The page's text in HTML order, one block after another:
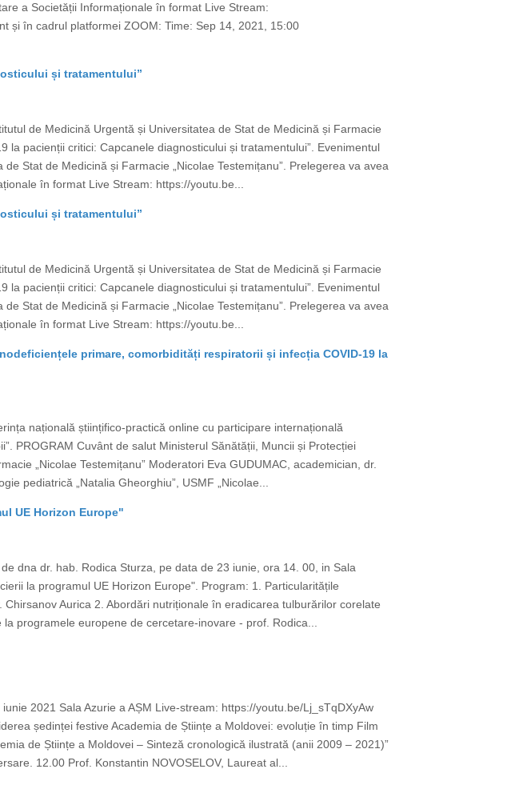
a Societății Informaționale în format Live Stream:
și în cadrul platformei ZOOM: Time: Sep 14, 2021, 15:00
și tratamentului”
de Medicină Urgentă și Universitatea de Stat de Medicină și Farmacie
la pacienții critici: Capcanele diagnosticului și tratamentului”. Evenimentul
Stat de Medicină și Farmacie „Nicolae Testemițanu”. Prelegerea va avea
în format Live Stream: https://youtu.be...
și tratamentului”
de Medicină Urgentă și Universitatea de Stat de Medicină și Farmacie
la pacienții critici: Capcanele diagnosticului și tratamentului”. Evenimentul
Stat de Medicină și Farmacie „Nicolae Testemițanu”. Prelegerea va avea
în format Live Stream: https://youtu.be...
primare, comorbidități respiratorii și infecția COVID-19 la
națională științifico-practică online cu participare internațională
PROGRAM Cuvânt de salut Ministerul Sănătății, Muncii și Protecției
„Nicolae Testemițanu” Moderatori Eva GUDUMAC, academician, dr.
pediatrică „Natalia Gheorghiu”, USMF „Nicolae...
UE Horizon Europe"
dna dr. hab. Rodica Sturza, pe data de 23 iunie, ora 14. 00, in Sala
la programul UE Horizon Europe". Program: 1. Particularitățile
Aurica 2. Abordări nutriționale în eradicarea tulburărilor corelate
programele europene de cercetare-inovare - prof. Rodica...
2021 Sala Azurie a AȘM Live-stream: https://youtu.be/Lj_sTqDXyAw
ședinței festive Academia de Științe a Moldovei: evoluție în timp Film
de Științe a Moldovei – Sinteză cronologică ilustrată (anii 2009 – 2021)”
12.00 Prof. Konstantin NOVOSELOV, Laureat al...